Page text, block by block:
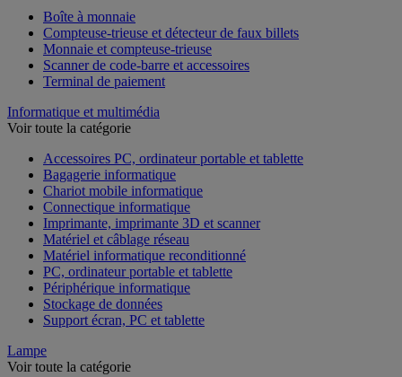
Boîte à monnaie
Compteuse-trieuse et détecteur de faux billets
Monnaie et compteuse-trieuse
Scanner de code-barre et accessoires
Terminal de paiement
Informatique et multimédia
Voir toute la catégorie
Accessoires PC, ordinateur portable et tablette
Bagagerie informatique
Chariot mobile informatique
Connectique informatique
Imprimante, imprimante 3D et scanner
Matériel et câblage réseau
Matériel informatique reconditionné
PC, ordinateur portable et tablette
Périphérique informatique
Stockage de données
Support écran, PC et tablette
Lampe
Voir toute la catégorie